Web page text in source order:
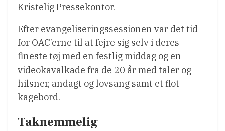
Kristelig Pressekontor.
Efter evangeliseringssessionen var det tid
for OAC’erne til at fejre sig selv i deres
fineste tøj med en festlig middag og en
videokavalkade fra de 20 år med taler og
hilsner, andagt og lovsang samt et flot
kagebord.
Taknemmelig